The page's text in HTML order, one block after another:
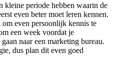
kleine periode hebben waarin de
even beter moet leren kennen.
even persoonlijk kennis te
een week voordat je
naar een marketing bureau.
dus plan dit even goed